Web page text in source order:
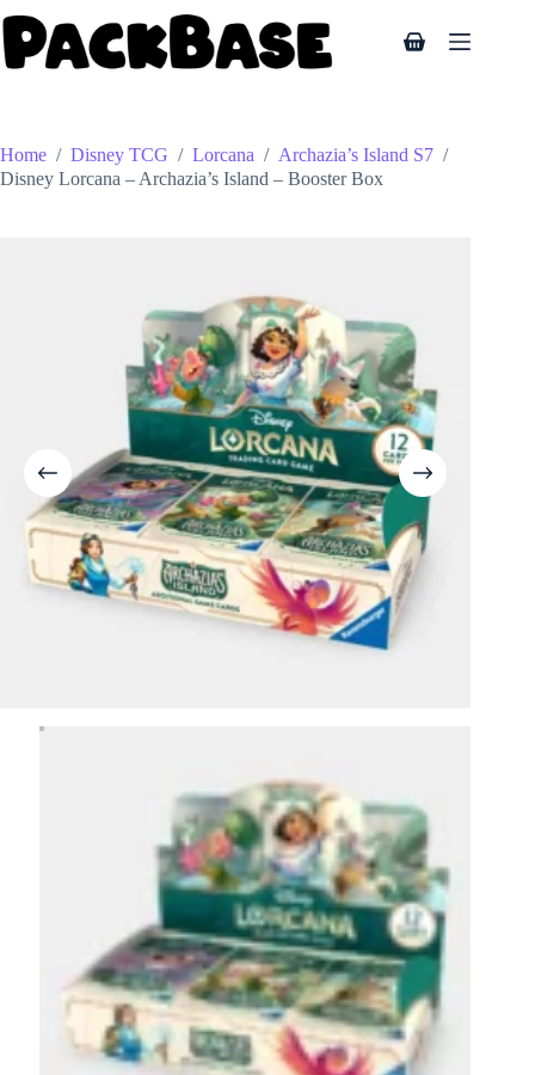
naar
de
inhoud
Winkelwagen
Home / Disney TCG / Lorcana / Archazia’s Island S7 /
Disney Lorcana – Archazia’s Island – Booster Box